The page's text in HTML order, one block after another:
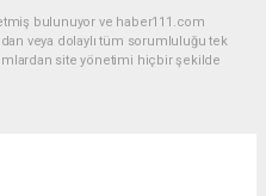
bulunuyor ve haber111.com
veya dolaylı tüm sorumluluğu tek
site yönetimi hiçbir şekilde